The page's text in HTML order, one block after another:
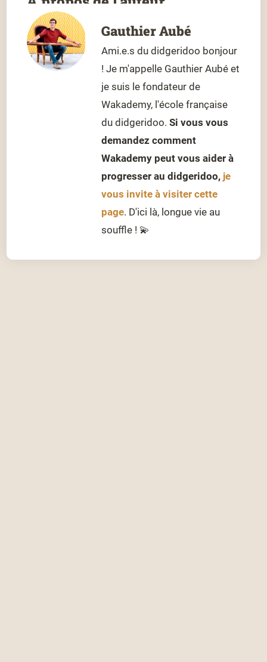
Gauthier Aubé
Ami.e.s du didgeridoo bonjour
! Je m'appelle Gauthier Aubé et
je suis le fondateur de
Wakademy, l'école française
du didgeridoo.Si vous vous
demandez comment
Wakademy peut vous aider à
progresser au didgeridoo, je
vous invite à visiter cette
page. D'ici là, longue vie au
souffle ! 💫